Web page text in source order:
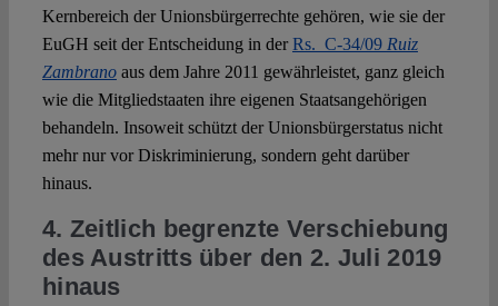
Kernbereich der Unionsbürgerrechte gehören, wie sie der
EuGH seit der Entscheidung in derRs. C-34/09 Ruiz
Zambranoaus dem Jahre 2011 gewährleistet, ganz gleich
wie die Mitgliedstaaten ihre eigenen Staatsangehörigen
behandeln. Insoweit schützt der Unionsbürgerstatus nicht
mehr nur vor Diskriminierung, sondern geht darüber
hinaus.
4. Zeitlich begrenzte Verschiebung
des Austritts über den 2. Juli 2019
hinaus